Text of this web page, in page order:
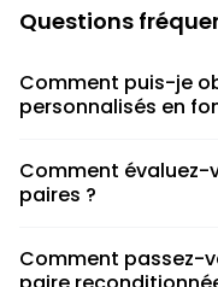
Questions
Comment puis-je
personnalisés en
pour déterminer la
en dessous, au-
Comment évaluez-
paires ?
défauts spécifiques
Comment passez-